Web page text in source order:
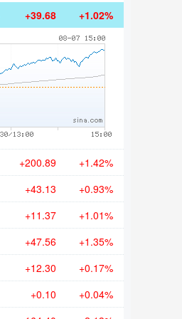
+39.68 +1.02%
+200.89 +1.42%
+43.13 +0.93%
+11.37 +1.01%
+47.56 +1.35%
+12.30 +0.17%
+0.10 +0.04%